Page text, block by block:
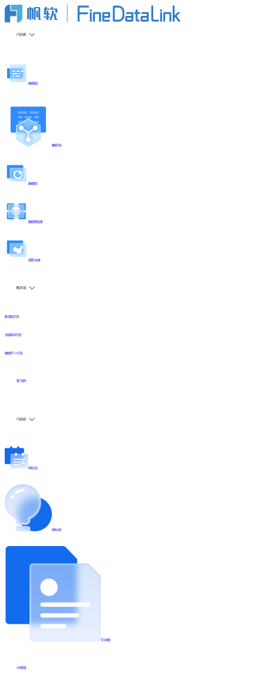
产品功能
数据集成
数据开发
数据服务
数据管理治理
部署与运维
解决方案
数仓建设方案
全链路实时方案
数据资产API方案
客户案例
产品动态
更新日志
帮助文档
学习视频
分享集锦